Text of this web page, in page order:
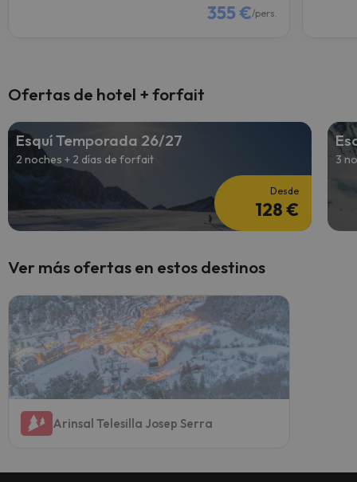
355 €/pers.
Ofertas de hotel + forfait
Esquí Temporada 26/27
2 noches + 2 días de forfait
Desde
128 €
3
Ver más ofertas en estos destinos
Arinsal Telesilla Josep Serra